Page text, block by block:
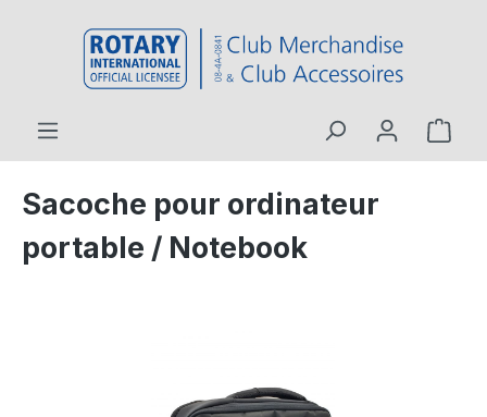
Sacoche pour ordinateur
portable / Notebook